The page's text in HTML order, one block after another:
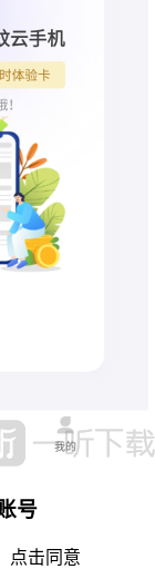
号
点击同意